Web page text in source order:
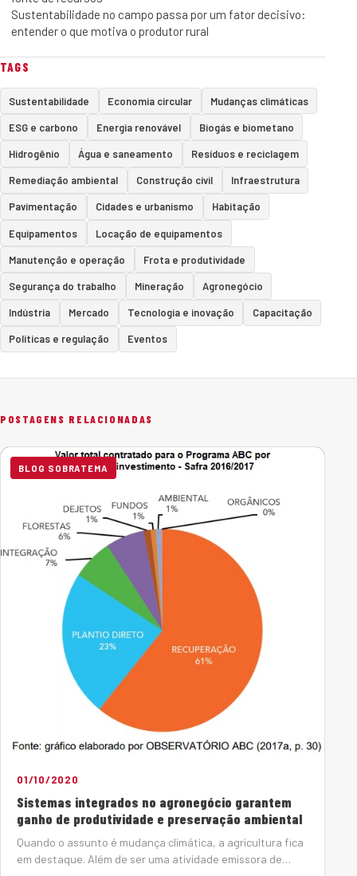
Sustentabilidade no campo passa por um fator decisivo:
entender o que motiva o produtor rural
TAGS
Sustentabilidade Economia circular Mudanças climáticas
ESG e carbono Energia renovável Biogás e biometano
Hidrogênio Água e saneamento Resíduos e reciclagem
Remediação ambiental Construção civil Infraestrutura
Pavimentação Cidades e urbanismo Habitação
Equipamentos Locação de equipamentos
Manutenção e operação Frota e produtividade
Segurança do trabalho Mineração Agronegócio
Indústria Mercado Tecnologia e inovação Capacitação
Políticas e regulação Eventos
POSTAGENS RELACIONADAS
BLOG SOBRATEMA
01/10/2020
Sistemas integrados no agronegócio garantem
ganho de produtividade e preservação ambiental
Quando o assunto é mudança climática, a agricultura fica
em destaque. Além de ser uma atividade emissora de